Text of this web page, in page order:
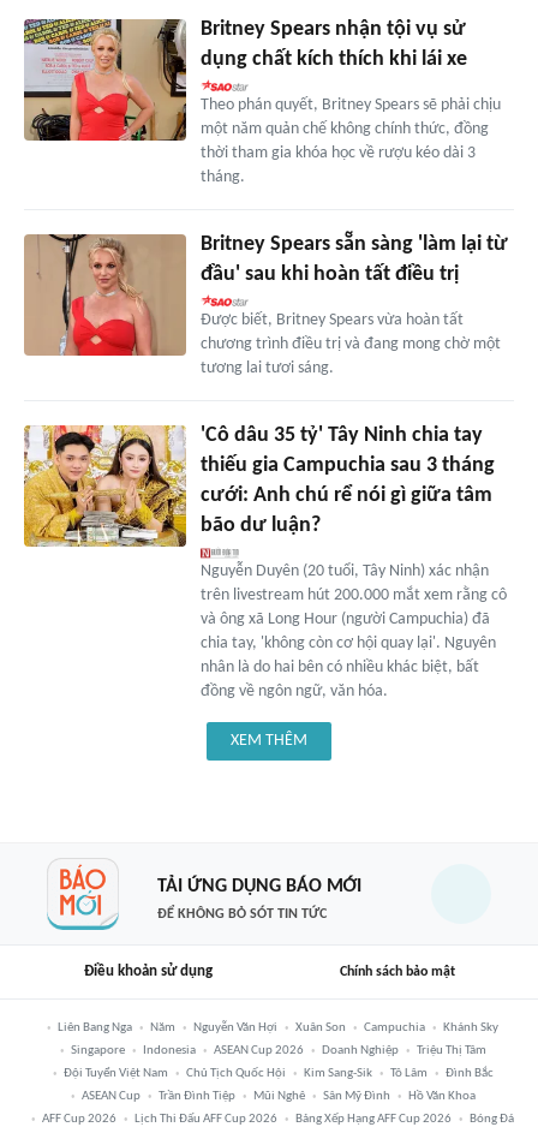
Britney Spears nhận tội vụ sử
dụng chất kích thích khi lái xe
Theo phán quyết, Britney Spears sẽ phải chịu
một năm quản chế không chính thức, đồng
thời tham gia khóa học về rượu kéo dài 3
tháng.
Britney Spears sẵn sàng 'làm lại từ
đầu' sau khi hoàn tất điều trị
Được biết, Britney Spears vừa hoàn tất
chương trình điều trị và đang mong chờ một
tương lai tươi sáng.
'Cô dâu 35 tỷ' Tây Ninh chia tay
thiếu gia Campuchia sau 3 tháng
cưới: Anh chú rể nói gì giữa tâm
bão dư luận?
Nguyễn Duyên (20 tuổi, Tây Ninh) xác nhận
trên livestream hút 200.000 mắt xem rằng cô
và ông xã Long Hour (người Campuchia) đã
chia tay, 'không còn cơ hội quay lại'. Nguyên
nhân là do hai bên có nhiều khác biệt, bất
đồng về ngôn ngữ, văn hóa.
XEM THÊM
TẢI ỨNG DỤNG BÁO MỚI
ĐỂ KHÔNG BỎ SÓT TIN TỨC
Điều khoản sử dụng Chính sách bảo mật
Liên Bang Nga Năm Nguyễn Văn Hợi Xuân Son Campuchia
Khánh Sky
Singapore
Indonesia ASEAN Cup 2026 Doanh Nghiệp
Triệu Thị Tâm
Đội Tuyển Việt Nam
Chủ Tịch Quốc Hội Kim Sang-Sik Tô Lâm
Đình Bắc
ASEAN Cup
Trần Đình Tiệp Mũi Nghê Sân Mỹ Đình
Hồ Văn Khoa
AFF Cup 2026
Lịch Thi Đấu AFF Cup 2026 Bảng Xếp Hạng AFF Cup 2026 Bóng Đá